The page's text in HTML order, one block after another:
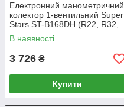
Електронний манометричний
колектор 1-вентильний Super
Stars ST-B168DH (R22, R32,
R600, R1234yf, R410A,
R134a)
В наявності
3 726 ₴
Купити